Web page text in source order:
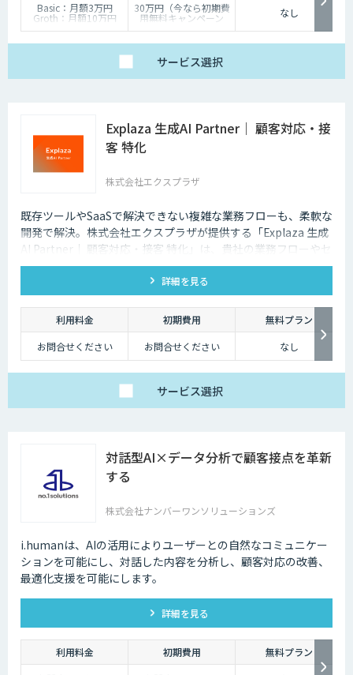
Basic：月額3万円
Groth：月額10万円
Enterprise：月額20万
30万円（今なら初期費
用無料キャンペーン
中）
なし
サービス選択
Explaza 生成AI Partner｜ 顧客対応・接
客 特化
株式会社エクスプラザ
既存ツールやSaaSで解決できない複雑な業務フローも、柔軟な
開発で解決。株式会社エクスプラザが提供する「Explaza 生成
AI Partner｜ 顧客対応・接客 特化」は、貴社の業務フローやセ
キュリティ基準に合わせて、最適な顧客対応AIシステムを設
計・構築する「技術パートナー」として、SaaSでは対応できな
い独自データの連携や、既存システムへの組み込みなど、現場
の課題解決にコミットします。
詳細を見る
利用料金 初期費用
無料プラン
お問合せください
お問合せください なし
サービス選択
対話型AI×データ分析で顧客接点を革新
する
株式会社ナンバーワンソリューションズ
i.humanは、AIの活用によりユーザーとの自然なコミュニケー
ションを可能にし、対話した内容を分析し、顧客対応の改善、
最適化支援を可能にします。
詳細を見る
利用料金 初期費用
無料プラン